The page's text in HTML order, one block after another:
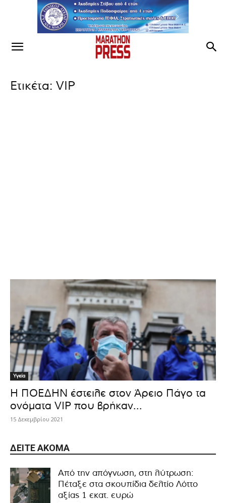
Ετικέτα: VIP
Υγεία
Η ΠΟΕΔΗΝ έστειλε στον Άρειο Πάγο τα
ονόματα VIP που βρήκαν...
15 Δεκεμβρίου 2021
ΔΕΊΤΕ ΑΚΌΜΑ
Από την απόγνωση, στη λύτρωση:
Πέταξε στα σκουπίδια δελτίο Λόττο
αξίας 1 εκατ. ευρώ